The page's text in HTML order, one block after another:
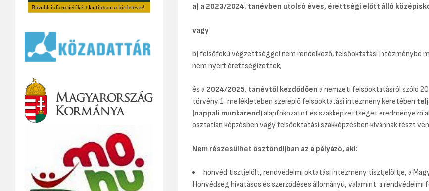
a) a 2023/2024. tanévben utolsó éves, érettségi előtt álló
vagy
b) felsőfokú végzettséggel nem rendelkező, felsőoktatási intézménybe
nem nyert érettségizettek;
és a 2024/2025. tanévtől kezdődően a nemzeti felsőoktatásról szóló
törvény 1. mellékletében szereplő felsőoktatási intézmény keretében
(nappali munkarend) alapfokozatot és szakképzettséget eredményező
osztatlan képzésben vagy felsőoktatási szakképzésben kívánnak részt
Nem részesülhet ösztöndíjban az a pályázó, aki:
honvéd tisztjelölt, rendvédelmi oktatási intézmény tisztjelöltje, a
Honvédség hivatásos és szerződéses állományú, valamint a rendvédelmi